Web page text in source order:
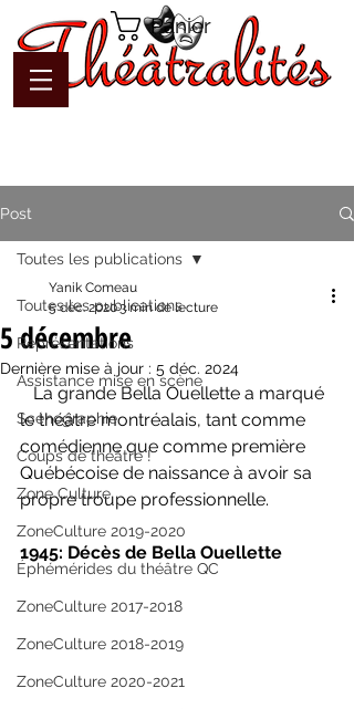
Panier
Post
Toutes les publications
Représentations
Assistance mise en scène
Scénographie
Coups de théâtre !
Zone Culture
ZoneCulture 2019-2020
Éphémérides du théâtre QC
ZoneCulture 2017-2018
ZoneCulture 2018-2019
ZoneCulture 2020-2021
Toutes les publications
5 décembre
Yanik Comeau
5 déc. 20203 min de lecture
Dernière mise à jour : 5 déc. 2024
   La grande Bella Ouellette a marqué
le théâtre montréalais, tant comme
comédienne que comme première
Québécoise de naissance à avoir sa
propre troupe professionnelle.
1945: Décès de Bella Ouellette